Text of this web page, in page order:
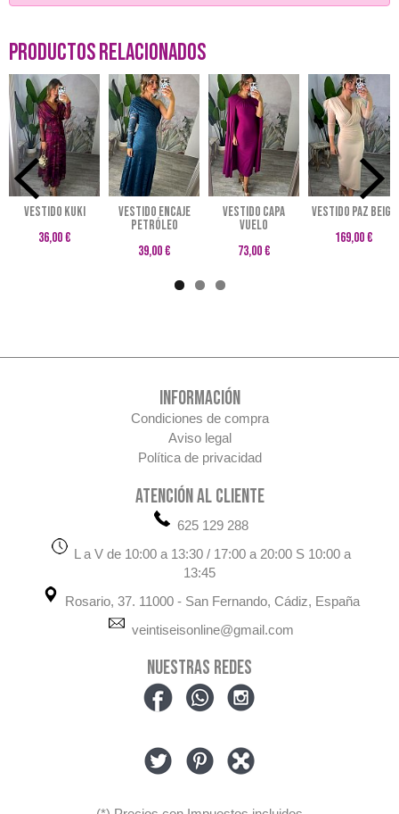
Productos Relacionados
VESTIDO KUKI
36,00 €
Vestido encaje
petróleo
39,00 €
Vestido capa
Vuelo
73,00 €
VESTIDO PAZ BEIGE
169,00 €
INFORMACIÓN
Condiciones de compra
Aviso legal
Política de privacidad
ATENCIÓN AL CLIENTE
625 129 288
L a V de 10:00 a 13:30 / 17:00 a 20:00 S 10:00 a
13:45
Rosario, 37. 11000 - San Fernando, Cádiz, España
veintiseisonline@gmail.com
NUESTRAS REDES